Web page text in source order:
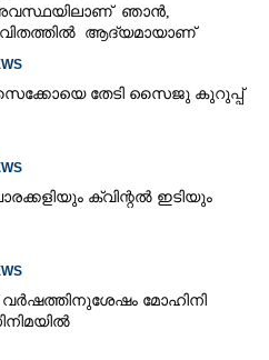
ഞാൻ,
ആദ്യമായാണ്
തേടി സൈജു കുറുപ്പ്
ക്വിന്റൽ ഇടിയും
വർഷത്തിനുശേഷം മോഹിനി